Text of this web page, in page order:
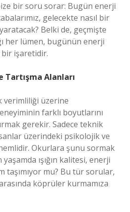
bir soru sorar: Bugün enerji
gelecekte nasıl bir
Belki de, geçmişte
her lümen, bugünün enerji
işaretidir.
Tartışma Alanları
verimliliği üzerine
farklı boyutlarını
gerekir. Sadece teknik
üzerindeki psikolojik ve
Okurlara şunu sormak
ışığın kalitesi, enerji
taşımıyor mu? Bu tür sorular,
köprüler kurmamıza